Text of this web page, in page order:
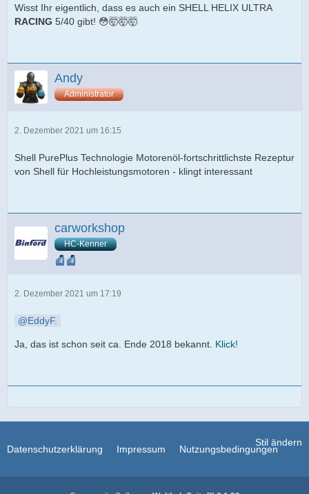
Wisst Ihr eigentlich, dass es auch ein SHELL HELIX ULTRA
RACING 5/40 gibt! 😳🤯🤯🤯
Andy
Administrator
2. Dezember 2021 um 16:15
Shell PurePlus Technologie Motorenöl-fortschrittlichste Rezeptur
von Shell für Hochleistungsmotoren - klingt interessant
carworkshop
HC-Kenner
2. Dezember 2021 um 17:19
EddyF.
Ja, das ist schon seit ca. Ende 2018 bekannt. Klick!
Stil ändern
Datenschutzerklärung Impressum Nutzungsbedingungen